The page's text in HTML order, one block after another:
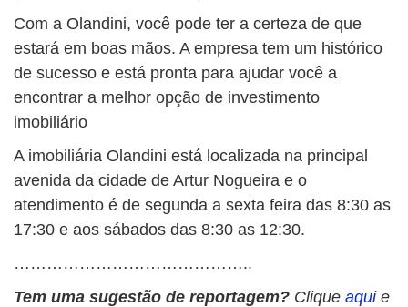
Com a Olandini, você pode ter a certeza de que
estará em boas mãos. A empresa tem um histórico
de sucesso e está pronta para ajudar você a
encontrar a melhor opção de investimento
imobiliário
A imobiliária Olandini está localizada na principal
avenida da cidade de Artur Nogueira e o
atendimento é de segunda a sexta feira das 8:30 as
17:30 e aos sábados das 8:30 as 12:30.
……………………………………..
Tem uma sugestão de reportagem? Clique aqui e